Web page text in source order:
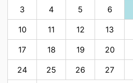
3 4 5 6
10 11 12 13
17 18 19 20
24 25 26 27